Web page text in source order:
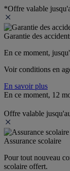
*Offre valable
Garantie des
En ce moment,
Voir conditions en
En savoir plus
En ce moment, 12
Offre valable
Assurance scolaire
Pour tout nouveau
scolaire offert.